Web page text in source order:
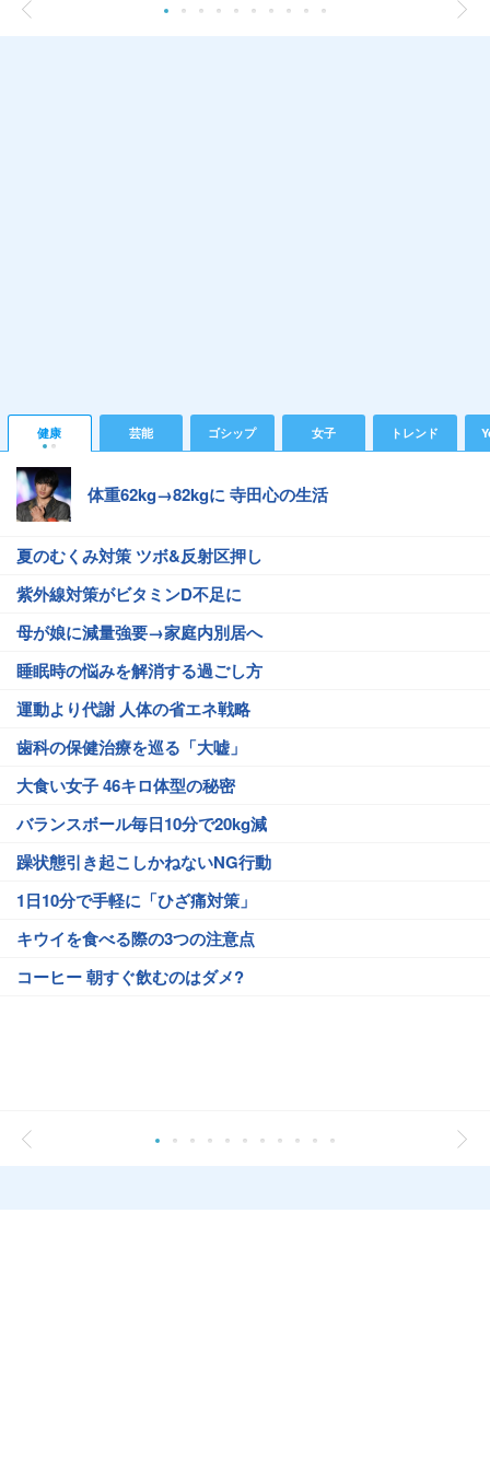
健康 芸能 ゴシップ 女子 トレンド
体重62kg→82kgに 寺田心の生活
夏のむくみ対策 ツボ&反射区押し
紫外線対策がビタミンD不足に
母が娘に減量強要→家庭内別居へ
睡眠時の悩みを解消する過ごし方
運動より代謝 人体の省エネ戦略
歯科の保健治療を巡る「大嘘」
大食い女子 46キロ体型の秘密
バランスボール毎日10分で20kg減
躁状態引き起こしかねないNG行動
1日10分で手軽に「ひざ痛対策」
キウイを食べる際の3つの注意点
コーヒー 朝すぐ飲むのはダメ?